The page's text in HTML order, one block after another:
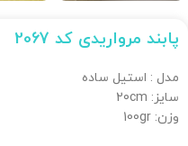
پابند مرواریدی کد 2067
مدل : استیل ساده
سایز: 20cm
وزن: 100gr